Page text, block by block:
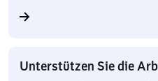
Unterstützen Sie die